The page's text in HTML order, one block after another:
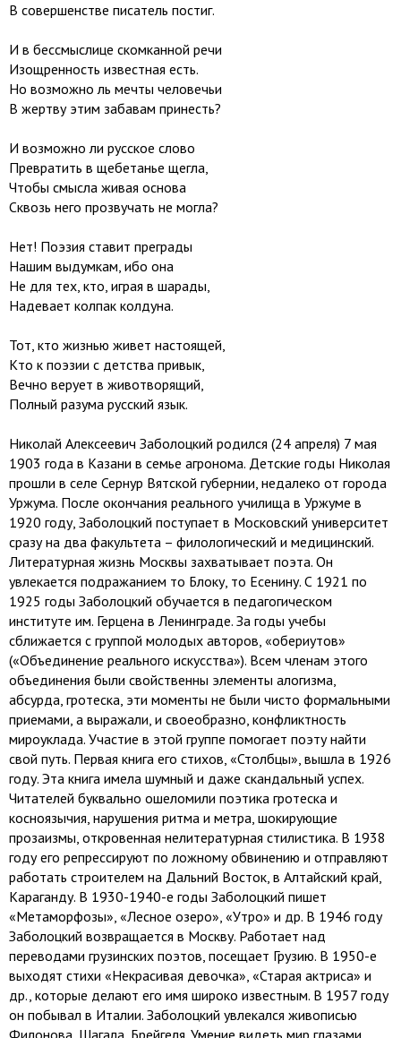
В совершенстве писатель постиг.
И в бессмыслице скомканной речи
Изощренность известная есть.
Но возможно ль мечты человечьи
В жертву этим забавам принесть?
И возможно ли русское слово
Превратить в щебетанье щегла,
Чтобы смысла живая основа
Сквозь него прозвучать не могла?
Нет! Поэзия ставит преграды
Нашим выдумкам, ибо она
Не для тех, кто, играя в шарады,
Надевает колпак колдуна.
Тот, кто жизнью живет настоящей,
Кто к поэзии с детства привык,
Вечно верует в животворящий,
Полный разума русский язык.
Николай Алексеевич Заболоцкий родился (24 апреля) 7 мая
1903 года в Казани в семье агронома. Детские годы Николая
прошли в селе Сернур Вятской губернии, недалеко от города
Уржума. После окончания реального училища в Уржуме в
1920 году, Заболоцкий поступает в Московский университет
сразу на два факультета – филологический и медицинский.
Литературная жизнь Москвы захватывает поэта. Он
увлекается подражанием то Блоку, то Есенину. С 1921 по
1925 годы Заболоцкий обучается в педагогическом
институте им. Герцена в Ленинграде. За годы учебы
сближается с группой молодых авторов, «обериутов»
(«Объединение реального искусства»). Всем членам этого
объединения были свойственны элементы алогизма,
абсурда, гротеска, эти моменты не были чисто формальными
приемами, а выражали, и своеобразно, конфликтность
мироуклада. Участие в этой группе помогает поэту найти
свой путь. Первая книга его стихов, «Столбцы», вышла в 1926
году. Эта книга имела шумный и даже скандальный успех.
Читателей буквально ошеломили поэтика гротеска и
косноязычия, нарушения ритма и метра, шокирующие
прозаизмы, откровенная нелитературная стилистика. В 1938
году его репрессируют по ложному обвинению и отправляют
работать строителем на Дальний Восток, в Алтайский край,
Караганду. В 1930-1940-е годы Заболоцкий пишет
«Метаморфозы», «Лесное озеро», «Утро» и др. В 1946 году
Заболоцкий возвращается в Москву. Работает над
переводами грузинских поэтов, посещает Грузию. В 1950-е
выходят стихи «Некрасивая девочка», «Старая актриса» и
др., которые делают его имя широко известным. В 1957 году
он побывал в Италии. Заболоцкий увлекался живописью
Филонова, Шагала, Брейгеля. Умение видеть мир глазами